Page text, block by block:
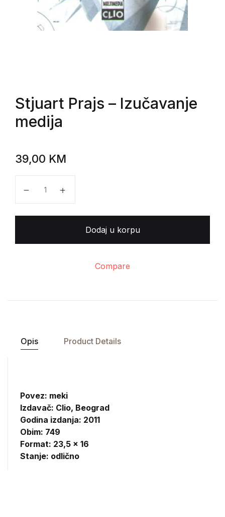
Stjuart Prajs – Izučavanje
medija
39,00 KM
Dodaj u korpu
Compare
Opis Product Details
Povez: meki
Izdavač: Clio, Beograd
Godina izdanja: 2011
Obim: 749
Format: 23,5 x 16
Stanje: odlično